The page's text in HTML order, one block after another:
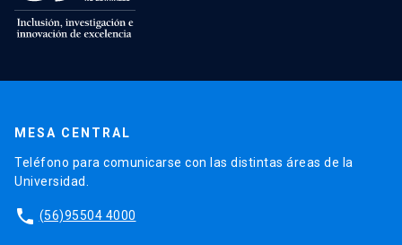
MESA CENTRAL
Teléfono para comunicarse con las distintas áreas de la
Universidad.
phone (56)95504 4000